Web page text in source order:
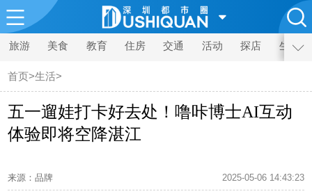
旅游 美食 教育 住房 交通 活动 探店 生活
首页>生活>
五一遛娃打卡好去处！噜咔博士AI互动
体验即将空降湛江
来源：品牌 2025-05-06 14:43:23